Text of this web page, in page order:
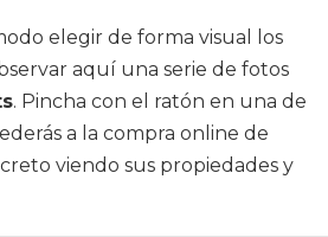
elegir de forma visual los
aquí una serie de fotos
. Pincha con el ratón en una de
a la compra online de
viendo sus propiedades y